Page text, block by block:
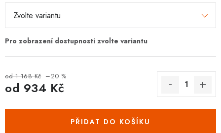
SPECIÁLNÍ KOVÁNÍ
DOPLŇKY KE DVEŘÍM
STAVEBNÍ POUZDRA
od 1 168 Kč –20 %
od 934 Kč
PŘIDAT DO KOŠÍKU